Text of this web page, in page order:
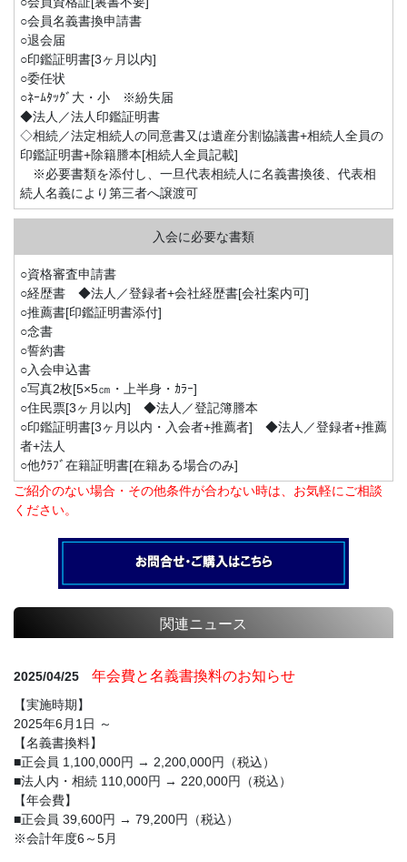
○会員名義書換申請書
○退会届
○印鑑証明書[3ヶ月以内]
○委任状
○ﾈｰﾑﾀｯｸﾞ大・小 ※紛失届
◆法人／法人印鑑証明書
◇相続／法定相続人の同意書又は遺産分割協議書+相続人全員の
印鑑証明書+除籍謄本[相続人全員記載]
※必要書類を添付し、一旦代表相続人に名義書換後、代表相
続人名義により第三者へ譲渡可
○資格審査申請書
○経歴書 ◆法人／登録者+会社経歴書[会社案内可]
○推薦書[印鑑証明書添付]
○念書
○誓約書
○入会申込書
○写真2枚[5×5㎝・上半身・ｶﾗｰ]
○住民票[3ヶ月以内] ◆法人／登記簿謄本
○印鑑証明書[3ヶ月以内・入会者+推薦者] ◆法人／登録者+推薦
者+法人
○他ｸﾗﾌﾞ在籍証明書[在籍ある場合のみ]
ご紹介のない場合・その他条件が合わない時は、お気軽にご相談
ください。
関連ニュース
2025/04/25 年会費と名義書換料のお知らせ
【実施時期】
2025年6月1日 ～
【名義書換料】
■正会員 1,100,000円 → 2,200,000円（税込）
■法人内・相続 110,000円 → 220,000円（税込）
【年会費】
■正会員 39,600円 → 79,200円（税込）
※会計年度6～5月